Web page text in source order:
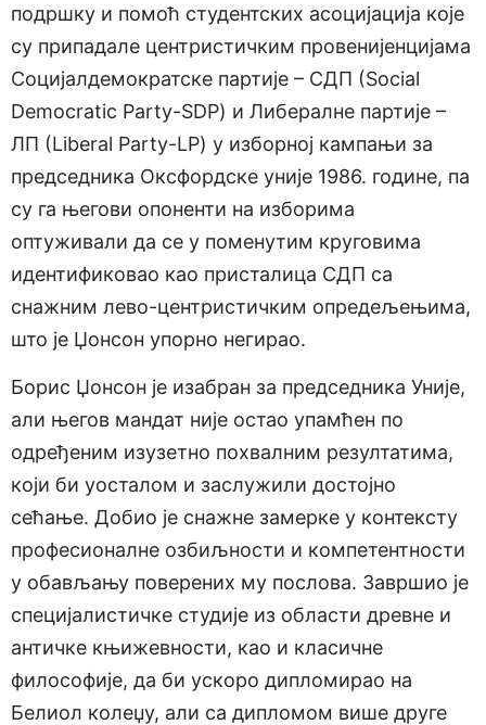
подршку и помоћ студентских асоцијација које
су припадале центристичким провенијенцијама
Социјалдемократске партије – СДП (Social
Democratic Party-SDP) и Либералне партије –
ЛП (Liberal Party-LP) у изборној кампањи за
председника Оксфордске уније 1986. године, па
су га његови опоненти на изборима
оптуживали да се у поменутим круговима
идентификовао као присталица СДП са
снажним лево-центристичким опредељењима,
што је Џонсон упорно негирао.
Борис Џонсон је изабран за председника Уније,
али његов мандат није остао упамћен по
одређеним изузетно похвалним резултатима,
који би уосталом и заслужили достојно
сећање. Добио је снажне замерке у контексту
професионалне озбиљности и компетентности
у обављању поверених му послова. Завршио је
специјалистичке студије из области древне и
античке књижевности, као и класичне
философије, да би ускоро дипломирао на
Белиол колеџу, али са дипломом више друге